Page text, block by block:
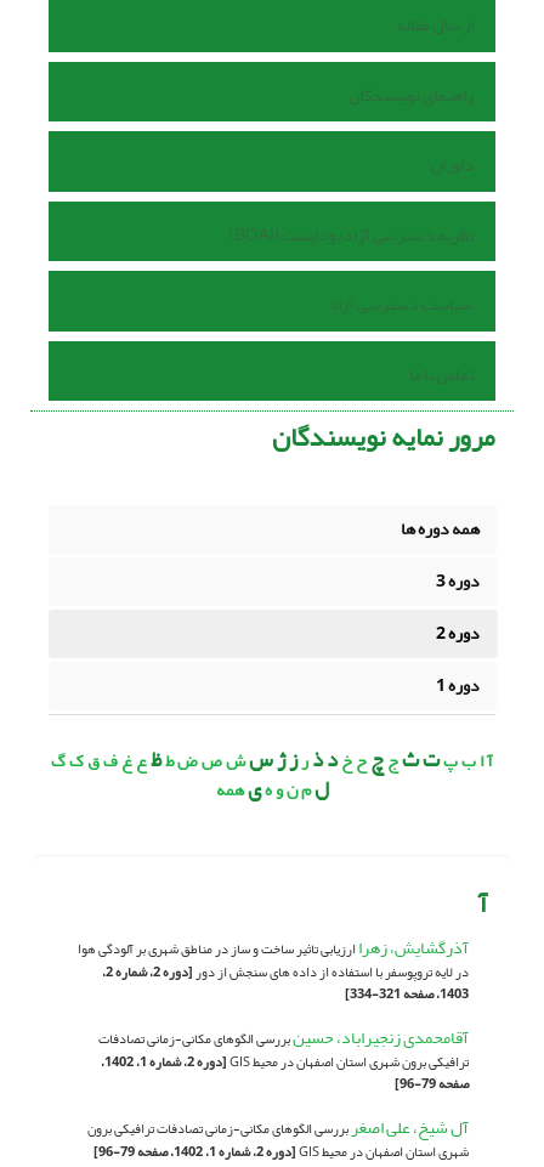
ارسال مقاله
راهنمای نویسندگان
داوران
نظریه دسترسی آزاد بوداپست (BOAI)
سیاست دسترسی آزاد
تماس با ما
مرور نمایه نویسندگان
همه دوره ها
دوره 3
دوره 2
دوره 1
آابپت ثجچحخد ذرز ژ سشصضطظعغفقکگ
لمنوهیهمه
آ
آذرگشایش، زهراارزیابی تاثیر ساخت و ساز در مناطق شهری بر آلودگی هوا
در لایه تروپوسفر با استفاده از داده های سنجش از دور
[دوره 2، شماره 2،
1403، صفحه 321-334]
آقامحمدی زنجیراباد، حسینبررسی الگوهای مکانی-زمانی تصادفات
ترافیکی برون شهری استان اصفهان در محیط GIS
[دوره 2، شماره 1، 1402،
صفحه 79-96]
آل شیخ، علی اصغربررسی الگوهای مکانی-زمانی تصادفات ترافیکی برون
شهری استان اصفهان در محیط GIS
[دوره 2، شماره 1، 1402، صفحه 79-96]